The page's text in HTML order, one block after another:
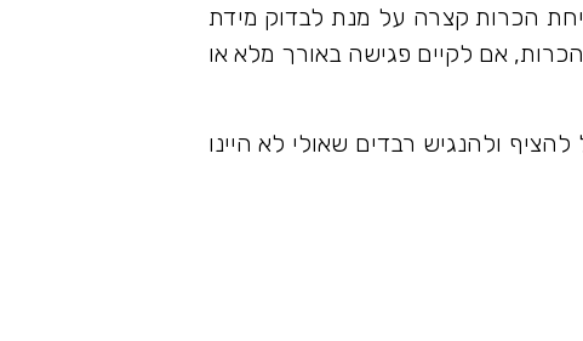
הכרות קצרה על מנת לבדוק מידת
אם לקיים פגישה באורך מלא או
ולהנגיש רבדים שאולי לא היינו